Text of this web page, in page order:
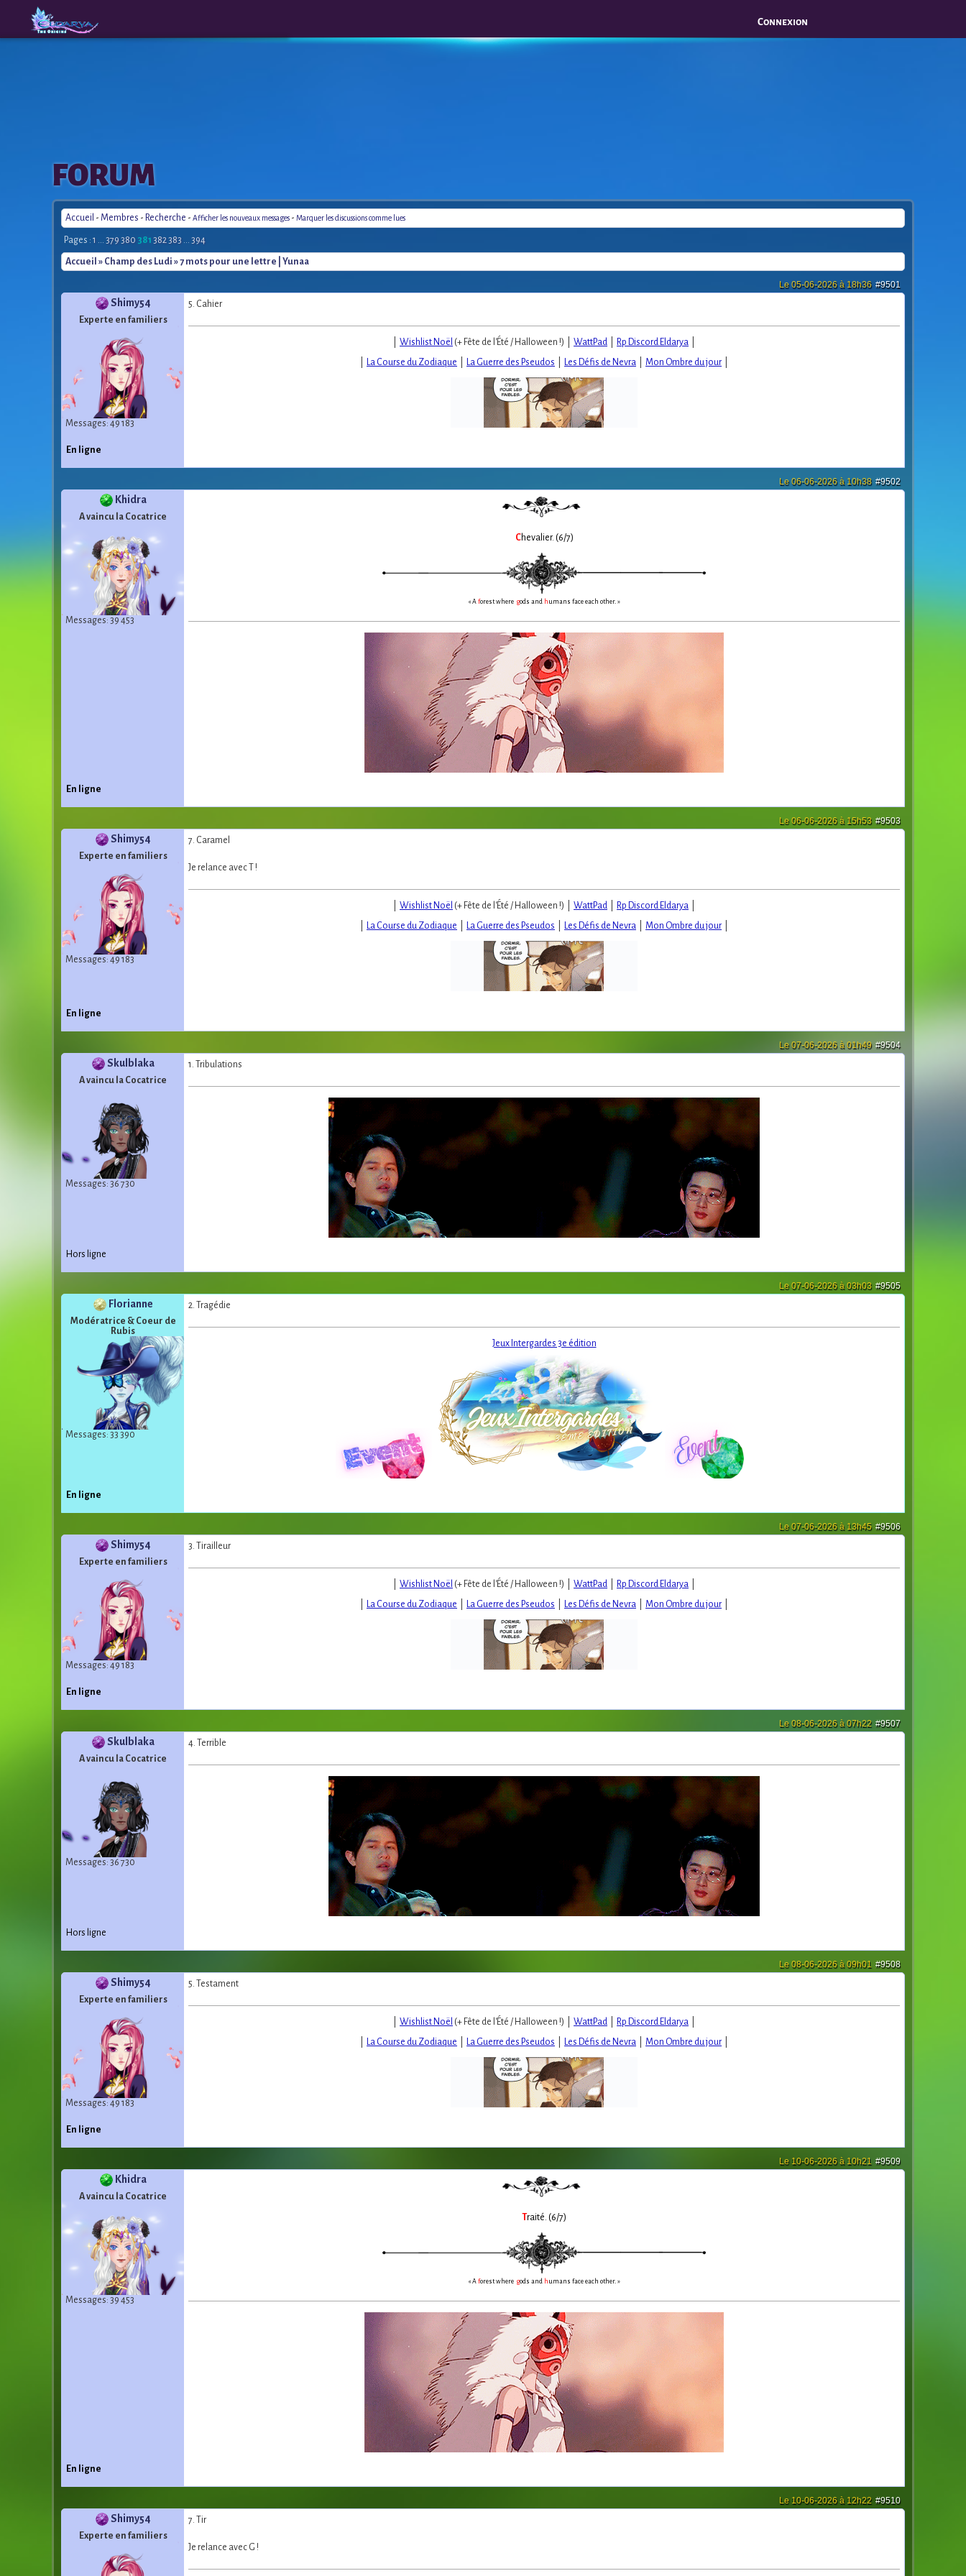
The
Origins
Connexion
FORUM
Accueil - Membres - Recherche - Afficher les nouveaux messages - Marquer les discussions comme lues
Pages : 1 ... 379 380 381 382383 ... 394
Accueil » Champ des Ludi » 7 mots pour une lettre | Yunaa
#9501
Le 05-06-2026 à 18h36
Shimy54
Experte en familiers
Messages: 49 183
5. Cahier
Wishlist Noël (+ Fête de l'Été / Halloween !) | WattPad Rp Discord Eldarya
La Course du Zodiaque La Guerre des Pseudos Les Défis de Nevra Mon Ombre du jour|
En ligne
#9502
Le 06-06-2026 à 10h38
Khidra
A vaincu la Cocatrice
Messages: 39 453
Chevalier. (6/7)
« A forest where gods and h umans face each other. »
En ligne
#9503
Le 06-06-2026 à 15h53
Shimy54
Experte en familiers
Messages: 49 183
7. Caramel
Je relance avec T !
Wishlist Noël (+ Fête de l'Été / Halloween !) | WattPad Rp Discord Eldarya
La Course du Zodiaque La Guerre des Pseudos Les Défis de Nevra Mon Ombre du jour|
En ligne
#9504
Le 07-06-2026 à 01h49
Skulblaka
A vaincu la Cocatrice
Messages: 36 730
1. Tribulations
Hors ligne
#9505
Le 07-06-2026 à 03h03
Florianne
Modératrice & Coeur de
Rubis
Messages: 33 390
2. Tragédie
Jeux Intergardes 3e édition
En ligne
#9506
Le 07-06-2026 à 13h45
Shimy54
Experte en familiers
Messages: 49 183
3. Tirailleur
Wishlist Noël (+ Fête de l'Été / Halloween !) | WattPad Rp Discord Eldarya
La Course du Zodiaque La Guerre des Pseudos Les Défis de Nevra Mon Ombre du jour|
En ligne
#9507
Le 08-06-2026 à 07h22
Skulblaka
A vaincu la Cocatrice
Messages: 36 730
4. Terrible
Hors ligne
#9508
Le 08-06-2026 à 09h01
Shimy54
Experte en familiers
Messages: 49 183
5. Testament
Wishlist Noël (+ Fête de l'Été / Halloween !) | WattPad Rp Discord Eldarya
La Course du Zodiaque La Guerre des Pseudos Les Défis de Nevra Mon Ombre du jour|
En ligne
#9509
Le 10-06-2026 à 10h21
Khidra
A vaincu la Cocatrice
Messages: 39 453
Traité. (6/7)
« A forest where gods and h umans face each other. »
En ligne
#9510
Le 10-06-2026 à 12h22
Shimy54
Experte en familiers
7. Tir
Je relance avec G !